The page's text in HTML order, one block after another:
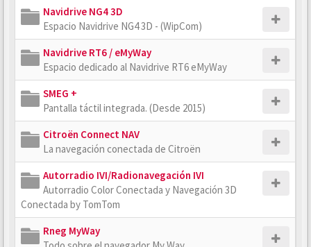
Navidrive NG4 3D
Espacio Navidrive NG4 3D - (WipCom)
Navidrive RT6 / eMyWay
Espacio dedicado al Navidrive RT6 eMyWay
SMEG +
Pantalla táctil integrada. (Desde 2015)
Citroën Connect NAV
La navegación conectada de Citroën
Autorradio IVI/Radionavegación IVI
Autorradio Color Conectada y Navegación 3D
Conectada by TomTom
Rneg MyWay